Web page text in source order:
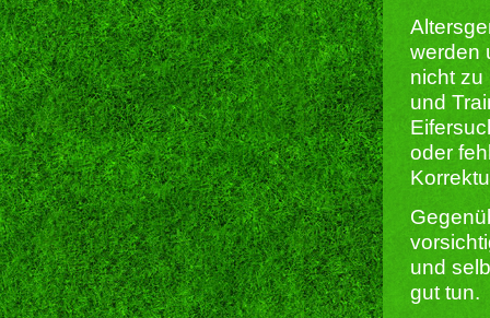
werden
nicht zu
und
oder
und
gut tun.